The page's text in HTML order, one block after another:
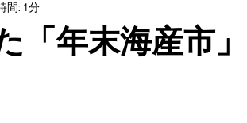
新着情報
「年末海産市
間: 1分